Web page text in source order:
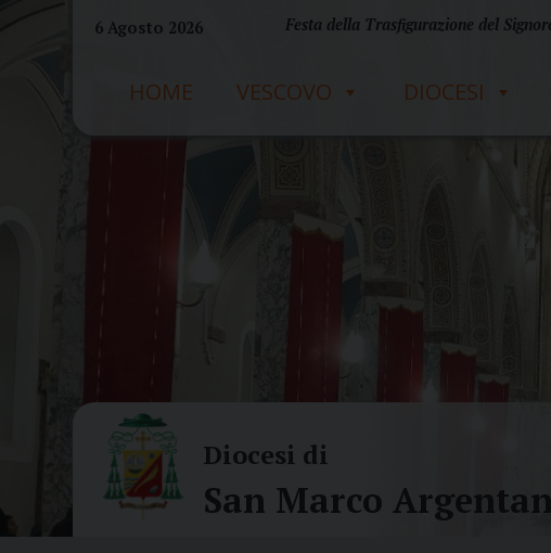
6 Agosto 2026 Festa della Trasfigurazione del
HOME VESCOVO DIOCESI
Diocesi di
San Marco